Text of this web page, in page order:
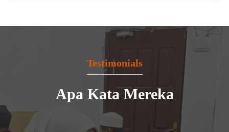
Testimonials
Apa Kata Mereka